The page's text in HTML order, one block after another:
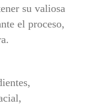
su valiosa
el proceso,